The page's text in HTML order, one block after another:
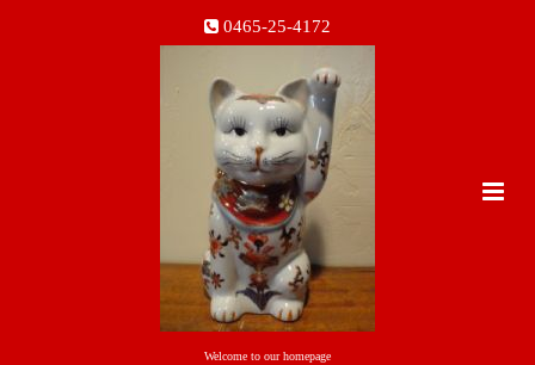
0465-25-4172
Welcome to our homepage